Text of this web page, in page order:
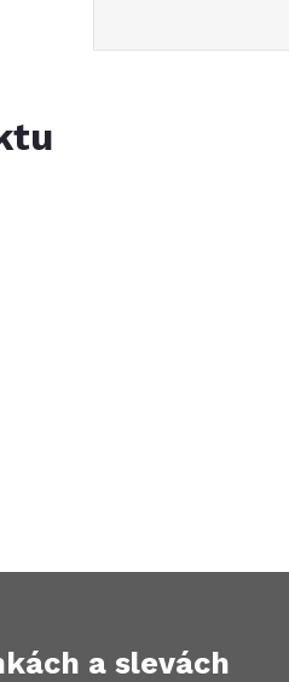
a slevách